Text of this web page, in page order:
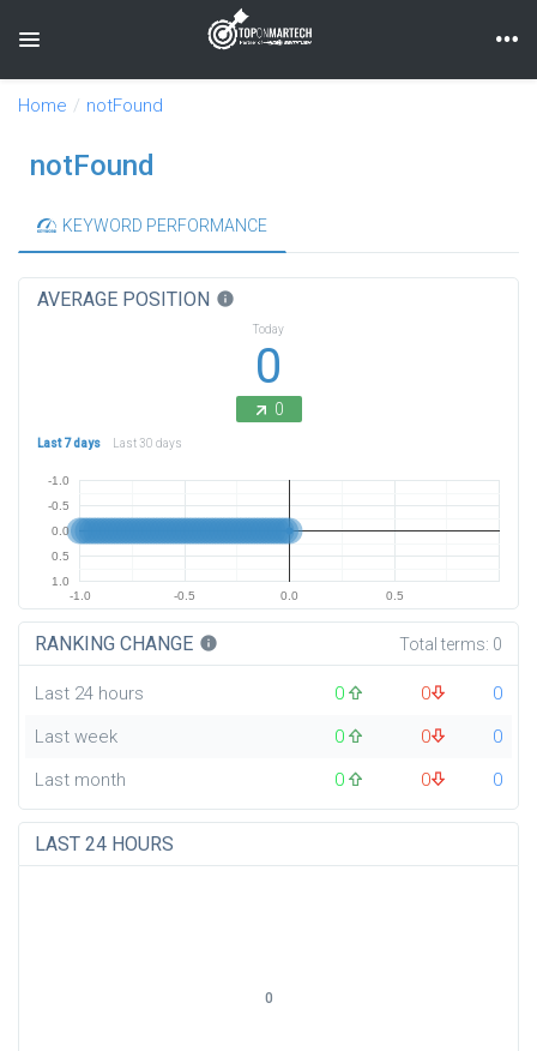
Toggle navigation
Home notFound
notFound
KEYWORD PERFORMANCE
AVERAGE POSITION info
Today
0
0
Last 7 days Last 30 days
-1.0 -0.5 0.0 0.5
-1.0
-0.5
0.0
0.5
1.0
RANKING CHANGE info Total terms: 0
Last 24 hours 0 0
0
Last week
0 0
0
Last month
0 0 0
LAST 24 HOURS
0